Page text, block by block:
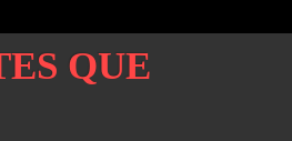
QUE